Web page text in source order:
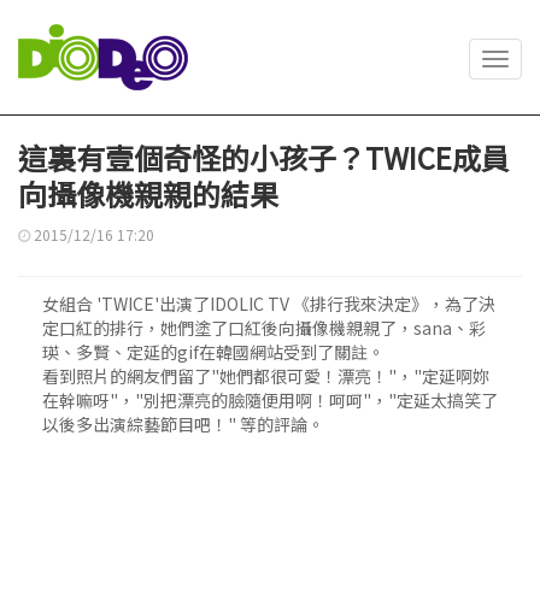
這裏有壹個奇怪的小孩子？TWICE成員
向攝像機親親的結果
2015/12/16 17:20
女組合 'TWICE'出演了IDOLIC TV 《排行我來決定》，為了決
定口紅的排行，她們塗了口紅後向攝像機親親了，sana、彩
瑛、多賢、定延的gif在韓國網站受到了關註。
看到照片的網友們留了"她們都很可愛！漂亮！"，"定延啊妳
在幹嘛呀"，"別把漂亮的臉隨便用啊！呵呵"，"定延太搞笑了
以後多出演綜藝節目吧！" 等的評論。